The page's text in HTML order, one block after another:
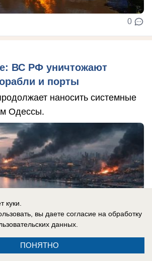
0
ВС РФ уничтожают
и порты
наносить системные
Одессы.
куки.
вы даете согласие на обработку
данных.
ПОНЯТНО